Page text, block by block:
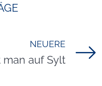
NEUERE
man auf Sylt